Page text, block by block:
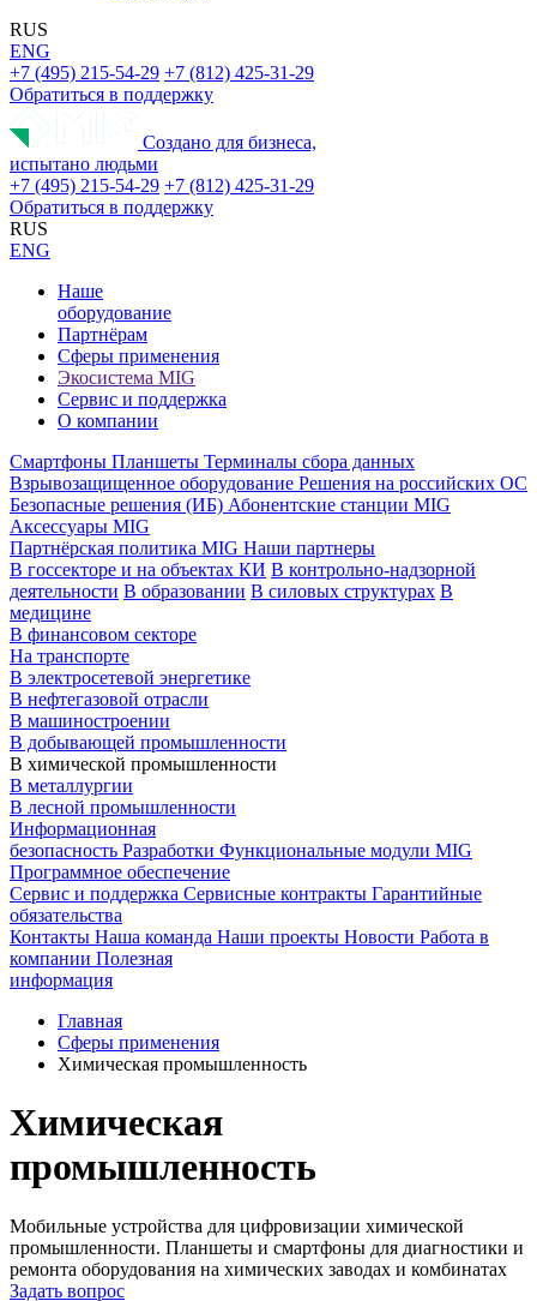
RUS
ENG
+7 (495) 215-54-29 +7 (812) 425-31-29
Обратиться в поддержку
Создано для бизнеса,
испытано людьми
+7 (495) 215-54-29 +7 (812) 425-31-29
Обратиться в поддержку
RUS
ENG
Наше
оборудование
Партнёрам
Сферы применения
Экосистема MIG
Сервис и поддержка
О компании
Смартфоны Планшеты Терминалы сбора данных
Взрывозащищенное оборудование Решения на российских ОС
Безопасные решения (ИБ) Абонентские станции MIG
Аксессуары MIG
Партнёрская политика MIG Наши партнеры
В госсекторе и на объектах КИ В контрольно-надзорной
деятельности В образовании В силовых структурах В
медицине
В финансовом секторе
На транспорте
В электросетевой энергетике
В нефтегазовой отрасли
В машиностроении
В добывающей промышленности
В химической промышленности
В металлургии
В лесной промышленности
Информационная
безопасность Разработки Функциональные модули MIG
Программное обеспечение
Сервис и поддержка Сервисные контракты Гарантийные
обязательства
Контакты Наша команда Наши проекты Новости Работа в
компании Полезная
информация
Главная
Сферы применения
Химическая промышленность
Химическая
промышленность
Мобильные устройства для цифровизации химической
промышленности. Планшеты и смартфоны для диагностики и
ремонта оборудования на химических заводах и комбинатах
Задать вопрос